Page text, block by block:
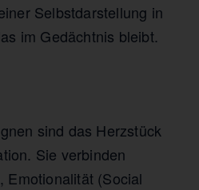
Selbstdarstellung in
im Gedächtnis bleibt.
sind das Herzstück
Sie verbinden
Emotionalität (Social